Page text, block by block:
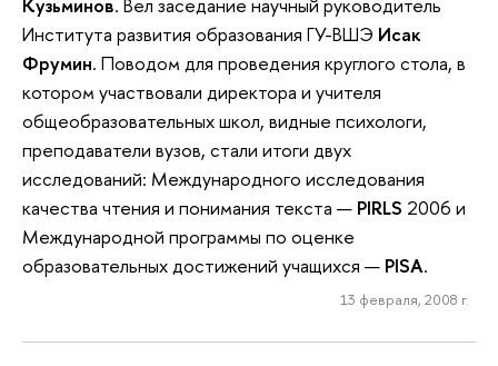
Института развития образования ГУ-ВШЭ Исак
Фрумин. Поводом для проведения круглого стола, в
котором участвовали директора и учителя
общеобразовательных школ, видные психологи,
преподаватели вузов, стали итоги двух
исследований: Международного исследования
качества чтения и понимания текста — PIRLS 2006 и
Международной программы по оценке
образовательных достижений учащихся — PISA.
13 февраля, 2008 г.